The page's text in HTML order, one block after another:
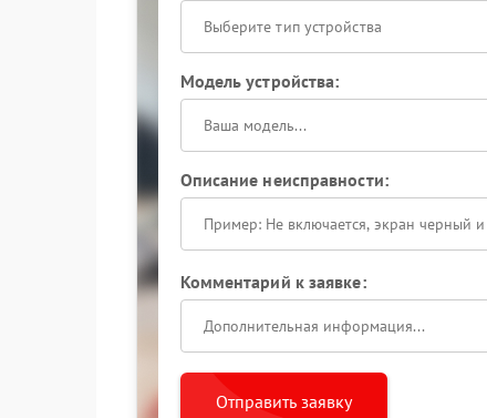
Выберите тип устройства
Модель устройства:
Описание неисправности:
Комментарий к заявке:
Отправить заявку